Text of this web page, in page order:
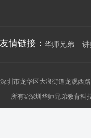
友情链接： 华师兄弟 讲
深圳市龙华区大浪街道龙观西
所有©深圳华师兄弟教育科